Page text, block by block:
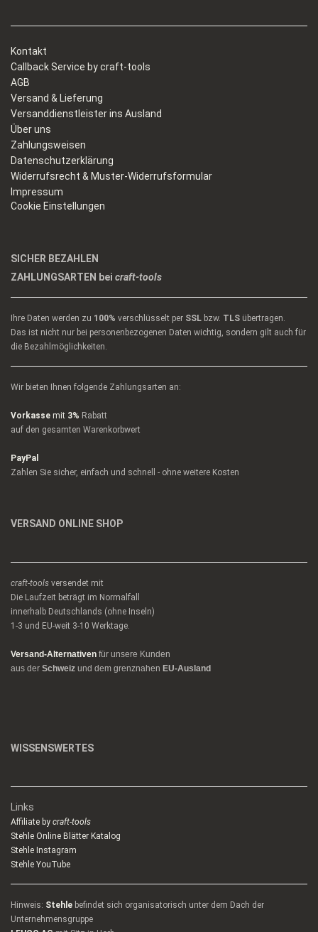
Kontakt
Callback Service by craft-tools
AGB
Versand & Lieferung
Versanddienstleister ins Ausland
Über uns
Zahlungsweisen
Datenschutzerklärung
Widerrufsrecht & Muster-Widerrufsformular
Impressum
Cookie Einstellungen
SICHER BEZAHLEN
ZAHLUNGSARTEN bei craft-tools
Ihre Daten werden zu 100% verschlüsselt per SSL bzw. TLS übertragen.
Das ist nicht nur bei personenbezogenen Daten wichtig, sondern gilt auch für
die Bezahlmöglichkeiten.
Wir bieten Ihnen folgende Zahlungsarten an:
Vorkasse mit 3% Rabatt
auf den gesamten Warenkorbwert
PayPal
Zahlen Sie sicher, einfach und schnell - ohne weitere Kosten
VERSAND ONLINE SHOP
craft-tools versendet mit
Die Laufzeit beträgt im Normalfall
innerhalb Deutschlands (ohne Inseln)
1-3 und EU-weit 3-10 Werktage.
Versand-Alternativen für unsere Kunden
aus der Schweiz und dem grenznahen EU-Ausland
WISSENSWERTES
Links
Affiliate by craft-tools
Stehle Online Blätter Katalog
Stehle Instagram
Stehle YouTube
Hinweis: Stehle befindet sich organisatorisch unter dem Dach der
Unternehmensgruppe